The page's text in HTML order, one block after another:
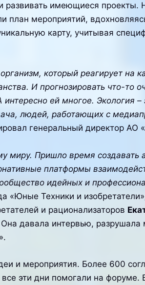
имеющиеся проекты.
план мероприятий,
карту, учитывая
который реагирует на
И прогнозировать что-то
ей многое. Экология
людей, работающих с
генеральный директор АО
миру. Пришло время
платформы
идейных и
«Юные Техники и
и рационализаторов
давала интервью,
и мероприятия. Более 600
эти дни помогали на